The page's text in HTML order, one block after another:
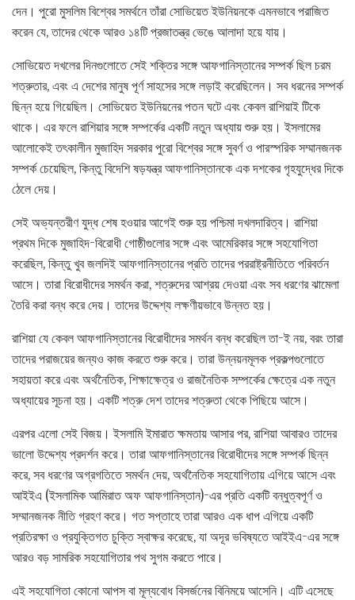
দেন। পুরো মুসলিম বিশ্বের সমর্থনে তাঁরা সোভিয়েত ইউনিয়নকে এমনভাবে পরাজিত
করেন যে, তাদের থেকে আরও ১৪টি প্রজাতন্ত্র ভেঙে আলাদা হয়ে যায়।
সোভিয়েত দখলের দিনগুলোতে সেই শক্তির সঙ্গে আফগানিস্তানের সম্পর্ক ছিল চরম
শত্রুতার, এবং এ দেশের মানুষ পূর্ণ সাহসের সঙ্গে লড়াই করেছিলেন। সব ধরনের সম্পর্ক
ছিন্ন হয়ে গিয়েছিল। সোভিয়েত ইউনিয়নের পতন ঘটে এবং কেবল রাশিয়াই টিকে
থাকে। এর ফলে রাশিয়ার সঙ্গে সম্পর্কের একটি নতুন অধ্যায় শুরু হয়। ইসলামের
আলোকেই তৎকালীন মুজাহিদ সরকার পুরো বিশ্বের সঙ্গে সুবর্ণ ও পারস্পরিক সম্মানজনক
সম্পর্ক চেয়েছিল, কিন্তু বিদেশি ষড়যন্ত্র আফগানিস্তানকে এক দশকের গৃহযুদ্ধের দিকে
ঠেলে দেয়।
সেই অভ্যন্তরীণ যুদ্ধ শেষ হওয়ার আগেই শুরু হয় পশ্চিমা দখলদারিত্ব। রাশিয়া
প্রথম দিকে মুজাহিদ-বিরোধী গোষ্ঠীগুলোর সঙ্গে এবং আমেরিকার সঙ্গে সহযোগিতা
করেছিল, কিন্তু খুব জলদিই আফগানিস্তানের প্রতি তাদের পররাষ্ট্রনীতিতে পরিবর্তন
আসে। তারা বিরোধীদের সমর্থন করা, শত্রুদের আশ্রয় দেওয়া এবং সব ধরণের ঝামেলা
তৈরি করা বন্ধ করে দেয়। তাদের উদ্দেশ্য লক্ষণীয়ভাবে উন্নত হয়।
রাশিয়া যে কেবল আফগানিস্তানের বিরোধীদের সমর্থন বন্ধ করেছিল তা-ই নয়, বরং তারা
তাদের পরাজয়ের জন্যও কাজ করতে শুরু করে। তারা উন্নয়নমূলক প্রকল্পগুলোতে
সহায়তা করে এবং অর্থনৈতিক, শিক্ষাক্ষেত্র ও রাজনৈতিক সম্পর্কের ক্ষেত্রে এক নতুন
অধ্যায়ের সূচনা হয়। একটি শত্রু দেশ তাদের শত্রুতা থেকে পিছিয়ে আসে।
এরপর এলো সেই বিজয়। ইসলামি ইমারাত ক্ষমতায় আসার পর, রাশিয়া আবারও তাদের
ভালো উদ্দেশ্য প্রদর্শন করে। তারা আফগানিস্তানের বিরোধীদের সঙ্গে সম্পর্ক ছিন্ন
করে, সব ধরণের অগ্রগতিতে সমর্থন দেয়, অর্থনৈতিক সহযোগিতায় এগিয়ে আসে এবং
আইইএ (ইসলামিক আমিরাত অফ আফগানিস্তান)-এর প্রতি একটি বন্ধুত্বপূর্ণ ও
সম্মানজনক নীতি গ্রহণ করে। গত সপ্তাহে তারা আরও এক ধাপ এগিয়ে একটি
প্রতিরক্ষা ও প্রযুক্তিগত চুক্তি স্বাক্ষর করেছে, যা অদূর ভবিষ্যতে আইইএ-এর সঙ্গে
আরও বড় সামরিক সহযোগিতার পথ সুগম করতে পারে।
এই সহযোগিতা কোনো আপস বা মূল্যবোধ বিসর্জনের বিনিময়ে আসেনি। এটি এসেছে